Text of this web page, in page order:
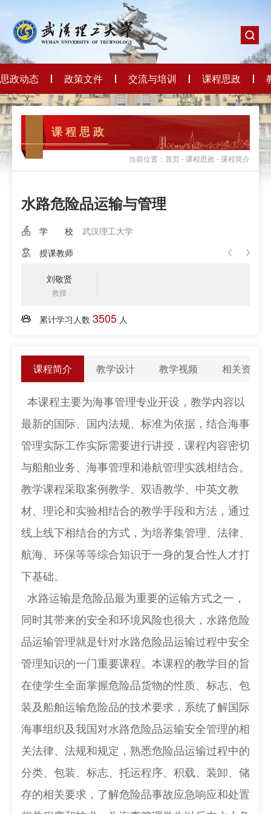
思政动态 政策文件 交流与培训 课程思政
课 程 思 政
当前位置：首页 - 课程思政 - 课程简介
水路危险品运输与管理
学 校
武汉理工大学
授课教师
刘敬贤
教授
累计学习人数 3505 人
课程简介 教学设计 教学视频 相关资料
本课程主要为海事管理专业开设，教学内容以
最新的国际、国内法规、标准为依据，结合海事
管理实际工作实际需要进行讲授，课程内容密切
与船舶业务、海事管理和港航管理实践相结合。
教学课程采取案例教学、双语教学、中英文教
材、理论和实验相结合的教学手段和方法，通过
线上线下相结合的方式，为培养集管理、法律、
航海、环保等等综合知识于一身的复合性人才打
下基础。
水路运输是危险品最为重要的运输方式之一，
同时其带来的安全和环境风险也很大，水路危险
品运输管理就是针对水路危险品运输过程中安全
管理知识的一门重要课程。本课程的教学目的旨
在使学生全面掌握危险品货物的性质、标志、包
装及船舶运输危险品的技术要求，系统了解国际
海事组织及我国对水路危险品运输安全管理的相
关法律、法规和规定，熟悉危险品运输过程中的
分类、包装、标志、托运程序、积载、装卸、储
存的相关要求，了解危险品事故应急响应和处置